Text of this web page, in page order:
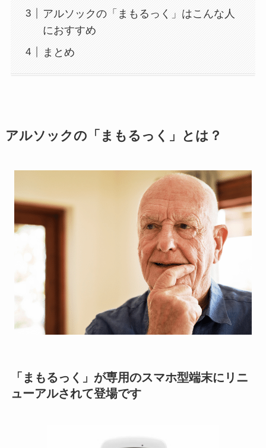
アルソックの「まもるっく」はこんな人
におすすめ
まとめ
アルソックの「まもるっく」とは？
「まもるっく」が専用のスマホ型端末にリニ
ューアルされて登場です